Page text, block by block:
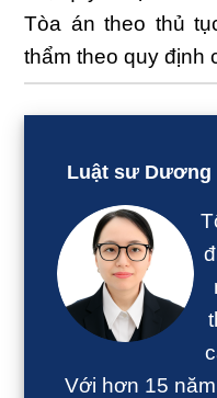
Tòa án theo thủ
thẩm theo quy định
chínhLuật sư Dương
Với hơn 15